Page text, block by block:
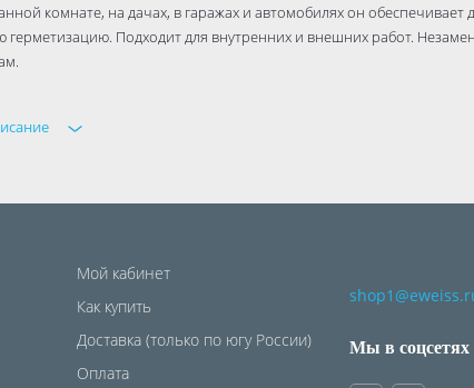
комнате, на дачах, в гаражах и автомобилях он обеспечивает
герметизацию. Подходит для внутренних и внешних работ.
Мой кабинет
Как купить
Доставка (только по югу России)
Оплата
Мы в соцсетях